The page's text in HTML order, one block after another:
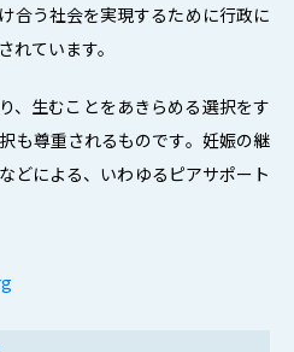
合う社会を実現するために行政に
れています。
、生むことをあきらめる選択をす
も尊重されるものです。妊娠の継
どによる、いわゆるピアサポート